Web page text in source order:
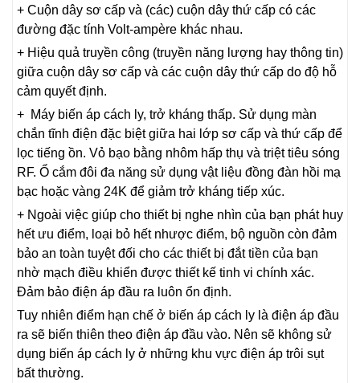
+ Cuộn dây sơ cấp và (các) cuộn dây thứ cấp có các
đường đặc tính Volt-ampère khác nhau.
+ Hiệu quả truyền công (truyền năng lượng hay thông tin)
giữa cuộn dây sơ cấp và các cuộn dây thứ cấp do độ hỗ
cảm quyết định.
+ Máy biến áp cách ly, trở kháng thấp. Sử dụng màn
chắn tĩnh điện đặc biệt giữa hai lớp sơ cấp và thứ cấp để
lọc tiếng ồn. Vỏ bạo bằng nhôm hấp thụ và triệt tiêu sóng
RF. Ổ cắm đôi đa năng sử dụng vật liệu đồng đàn hồi mạ
bạc hoặc vàng 24K để giảm trở kháng tiếp xúc.
+ Ngoài việc giúp cho thiết bị nghe nhìn của bạn phát huy
hết ưu điểm, loại bỏ hết nhược điểm, bộ nguồn còn đảm
bảo an toàn tuyệt đối cho các thiết bị đắt tiền của bạn
nhờ mạch điều khiển được thiết kế tinh vi chính xác.
Đảm bảo điện áp đầu ra luôn ổn định.
Tuy nhiên điểm hạn chế ở biến áp cách ly là điện áp đầu
ra sẽ biến thiên theo điện áp đầu vào. Nên sẽ không sử
dụng biến áp cách ly ở những khu vực điện áp trôi sụt
bất thường.